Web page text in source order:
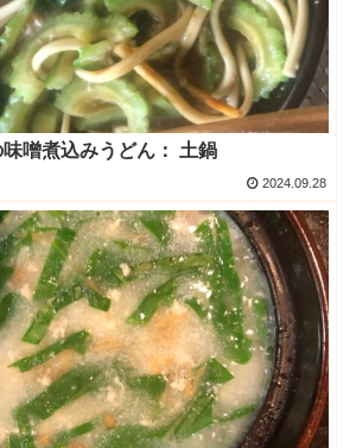
噌煮込みうどん： 土鍋
2024.09.28